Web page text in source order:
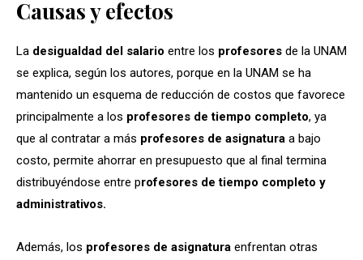
Causas y efectos
La desigualdad del salario entre los profesores de la UNAM
se explica, según los autores, porque en la UNAM se ha
mantenido un esquema de reducción de costos que favorece
principalmente a los profesores de tiempo completo, ya
que al contratar a más profesores de asignatura a bajo
costo, permite ahorrar en presupuesto que al final termina
distribuyéndose entre profesores de tiempo completo y
administrativos.
Además, los profesores de asignatura enfrentan otras